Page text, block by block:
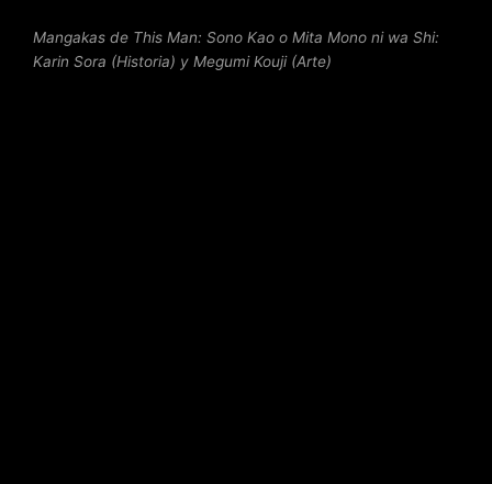
Mangakas de This Man: Sono Kao o Mita Mono ni wa Shi:
Karin Sora (Historia) y Megumi Kouji (Arte)